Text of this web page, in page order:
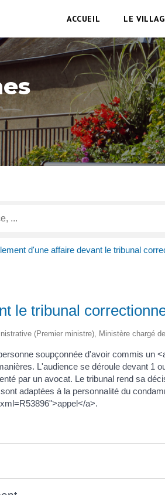
ACCUEIL LE
d'une affaire devant le tribunal
le tribunal
(Premier ministre), Ministère chargé
soupçonnée d'avoir commis un
L'audience se déroule devant 1
par un avocat. Le tribunal rend sa
adaptées à la personnalité du
a>.